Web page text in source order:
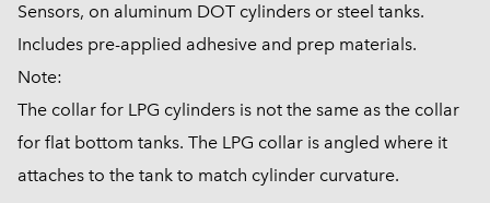
Sensors, on aluminum DOT cylinders or steel tanks.
Includes pre-applied adhesive and prep materials.
Note:
The collar for LPG cylinders is not the same as the collar
for flat bottom tanks. The LPG collar is angled where it
attaches to the tank to match cylinder curvature.